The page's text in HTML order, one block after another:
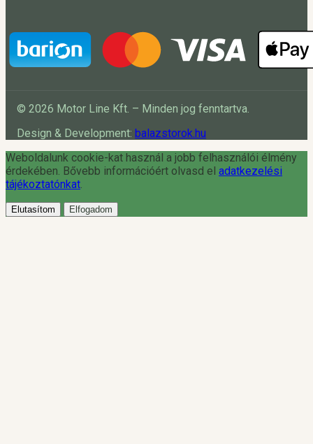
© 2026 Motor Line Kft. – Minden jog fenntartva.
Design & Development: balazstorok.hu
Weboldalunk cookie-kat használ a jobb felhasználói élmény
érdekében. Bővebb információért olvasd el adatkezelési
tájékoztatónkat
Elutasítom Elfogadom